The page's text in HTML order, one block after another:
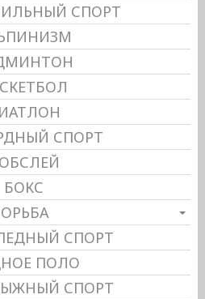
СПОРТ
СПОРТ
БОКС
СПОРТ
ПОЛО
СПОРТ